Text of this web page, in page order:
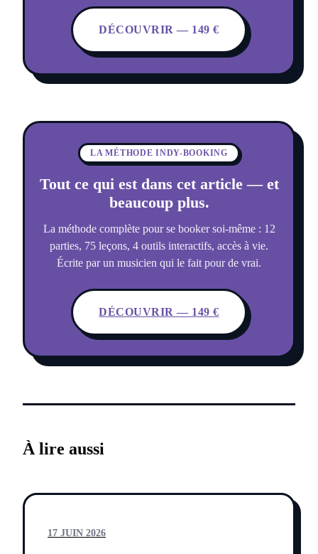
DÉCOUVRIR — 149 €
LA MÉTHODE INDY-BOOKING
Tout ce qui est dans cet article — et
beaucoup plus.
La méthode complète pour se booker soi-même : 12
parties, 75 leçons, 4 outils interactifs, accès à vie.
Écrite par un musicien qui le fait pour de vrai.
DÉCOUVRIR — 149 €
À lire aussi
17 JUIN 2026